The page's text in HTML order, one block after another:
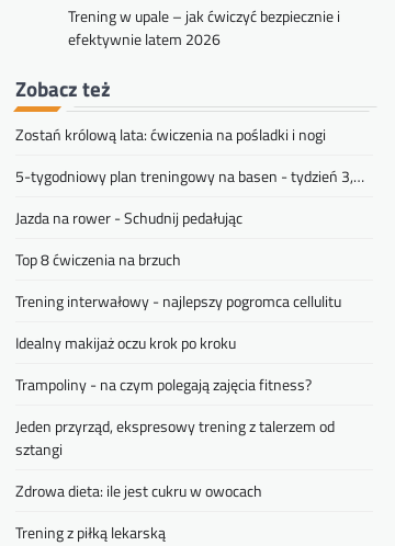
Trening w upale – jak ćwiczyć bezpiecznie i
efektywnie latem 2026
Zobacz też
Zostań królową lata: ćwiczenia na pośladki i nogi
5-tygodniowy plan treningowy na basen - tydzień 3,…
Jazda na rower - Schudnij pedałując
Top 8 ćwiczenia na brzuch
Trening interwałowy - najlepszy pogromca cellulitu
Idealny makijaż oczu krok po kroku
Trampoliny - na czym polegają zajęcia fitness?
Jeden przyrząd, ekspresowy trening z talerzem od
sztangi
Zdrowa dieta: ile jest cukru w owocach
Trening z piłką lekarską